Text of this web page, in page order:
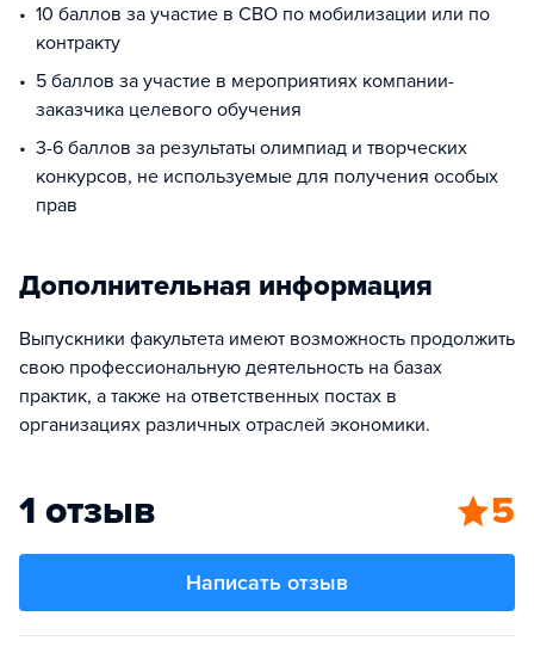
10 баллов за участие в СВО по мобилизации или по
контракту
5 баллов за участие в мероприятиях компании-
заказчика целевого обучения
3-6 баллов за результаты олимпиад и творческих
конкурсов, не используемые для получения особых
прав
Дополнительная информация
Выпускники факультета имеют возможность продолжить
свою профессиональную деятельность на базах
практик, а также на ответственных постах в
организациях различных отраслей экономики.
1 отзыв 5
Написать отзыв